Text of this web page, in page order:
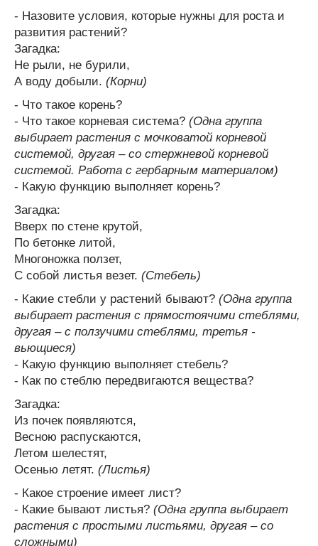
- Назовите условия, которые нужны для роста и
развития растений?
Загадка:
Не рыли, не бурили,
А воду добыли. (Корни)
- Что такое корень?
- Что такое корневая система? (Одна группа
выбирает растения с мочковатой корневой
системой, другая – со стержневой корневой
системой. Работа с гербарным материалом)
- Какую функцию выполняет корень?
Загадка:
Вверх по стене крутой,
По бетонке литой,
Многоножка ползет,
С собой листья везет. (Стебель)
- Какие стебли у растений бывают? (Одна группа
выбирает растения с прямостоячими стеблями,
другая – с ползучими стеблями, третья -
вьющиеся)
- Какую функцию выполняет стебель?
- Как по стеблю передвигаются вещества?
Загадка:
Из почек появляются,
Весною распускаются,
Летом шелестят,
Осенью летят. (Листья)
- Какое строение имеет лист?
- Какие бывают листья? (Одна группа выбирает
растения с простыми листьями, другая – со
сложными)